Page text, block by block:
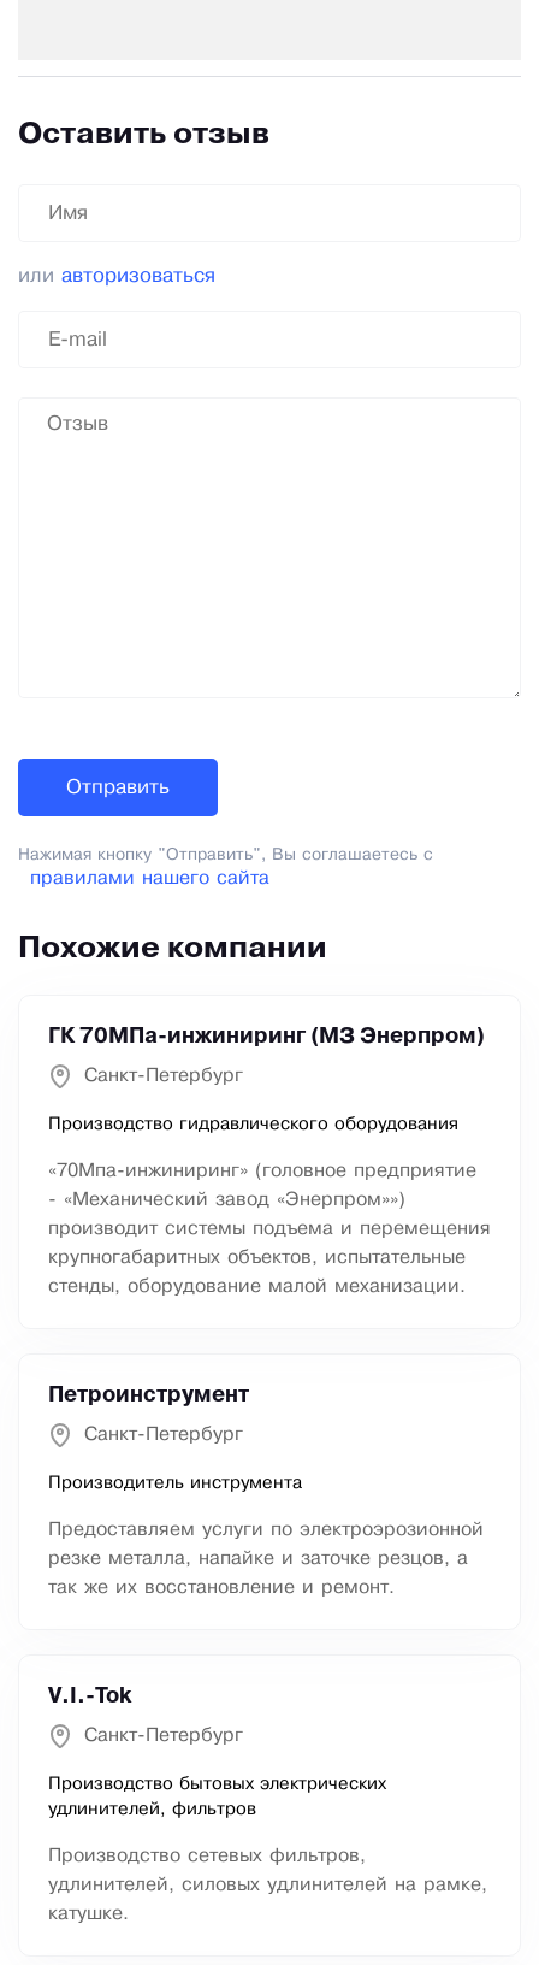
Оставить отзыв
или авторизоваться
Нажимая кнопку "Отправить", Вы соглашаетесь с
правилами нашего сайта
Похожие компании
ГК 70МПа-инжиниринг (МЗ Энерпром)
Санкт-Петербург
Производство гидравлического оборудования
«70Мпа-инжиниринг» (головное предприятие
- «Механический завод «Энерпром»»)
производит системы подъема и перемещения
крупногабаритных объектов, испытательные
стенды, оборудование малой механизации.
Петроинструмент
Санкт-Петербург
Производитель инструмента
Предоставляем услуги по электроэрозионной
резке металла, напайке и заточке резцов, а
так же их восстановление и ремонт.
V.I.-Tok
Санкт-Петербург
Производство бытовых электрических
удлинителей, фильтров
Производство сетевых фильтров,
удлинителей, силовых удлинителей на рамке,
катушке.